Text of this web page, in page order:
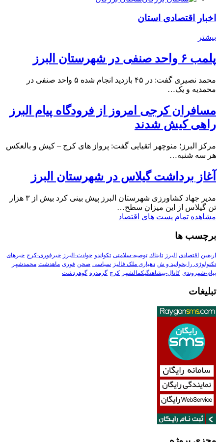
اخبار اقتصادی استان
بیشتر
پلمب ۶ واحد صنفی در شهرستان البرز
محمد نصیری گفت: در ۴۵ بازدید انجام شده ۵ واحد صنفی در
محمدیه و یک…
مسافران کرجی امروز از فرودگاه پیام البرز
راهی کیش شدند
مرکز البرز؛ منوچهر اتقیایی گفت: پرواز های کرج – کیش و بالعکس
هر سه شنبه…
آغاز برداشت گیلاس در شهرستان البرز
مدیر جهاد کشاورزی شهرستان البرز پیش بینی کرد بیش از ۳ هزار
تن گیلاس از این میزان سطح…
مشاهده تمام پست های اقتصاد
برچسب ها
اربعین اقتصادی البرز تابناك توصیه-سلامتی تکواندو حوادث-البرز خبرفوری-کرج خبرهای
تکنولوڑی را بخوانید و ش دهیاری ملک فالیز سیاسی صحن فوری ماهدشت محمدشهر
پیام-شهروندی کانال-پیشاهنگیکمالشهر کرج گرمدره گوهردشت
تبلیغات